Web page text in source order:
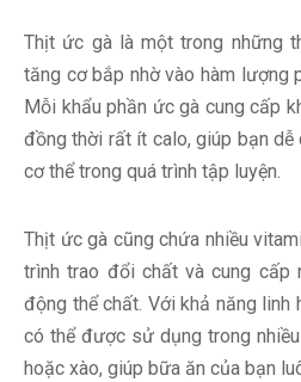
Thịt ức gà là một trong những
tăng cơ bắp nhờ vào hàm lượng
Mỗi khẩu phần ức gà cung cấp
đồng thời rất ít calo, giúp bạn
cơ thể trong quá trình tập luyện.
Thịt ức gà cũng chứa nhiều
trình trao đổi chất và cung cấp
động thể chất. Với khả năng linh
có thể được sử dụng trong
hoặc xào, giúp bữa ăn của bạn